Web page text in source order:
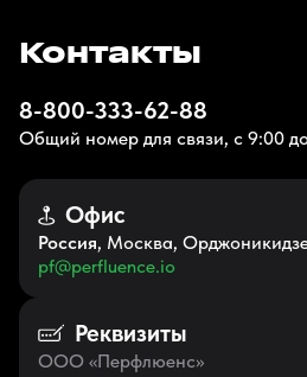
Контакты
8-800-333-62-88
Общий номер для связи, с 9:00
Офис
Россия, Москва, Орджоникидзе
pf@perfluence.io
Реквизиты
ООО «Перфлюенс»